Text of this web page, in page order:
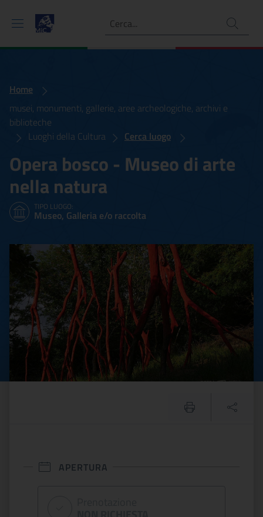
Ricerca
Home
musei, monumenti, gallerie, aree archeologiche, archivi e
biblioteche
Luoghi della Cultura
Cerca luogo
Opera bosco - Museo di arte
nella natura
TIPO LUOGO:
Museo, Galleria e/o raccolta
Opera bosco - Museo di
APERTURA